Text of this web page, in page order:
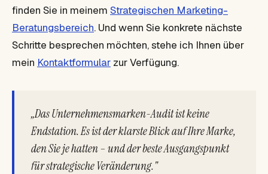
finden Sie in meinem Strategischen Marketing-
Beratungsbereich. Und wenn Sie konkrete nächste
Schritte besprechen möchten, stehe ich Ihnen über
mein Kontaktformular zur Verfügung.
„Das Unternehmensmarken-Audit ist keine
Endstation. Es ist der klarste Blick auf Ihre Marke,
den Sie je hatten – und der beste Ausgangspunkt
für strategische Veränderung."